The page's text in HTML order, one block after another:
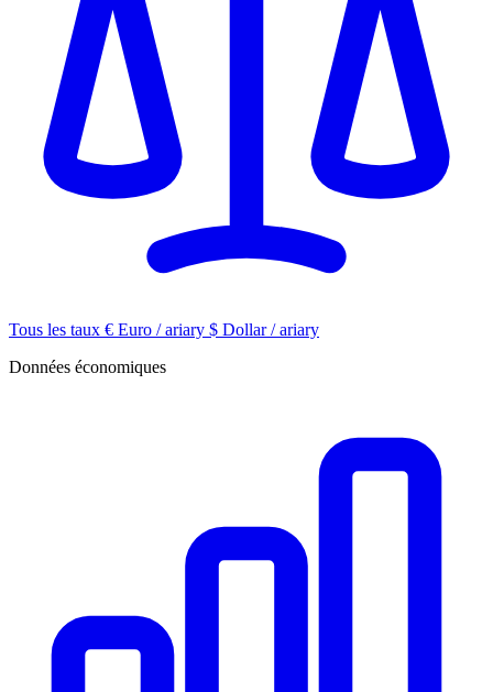
Tous les taux € Euro / ariary $ Dollar / ariary
Données économiques